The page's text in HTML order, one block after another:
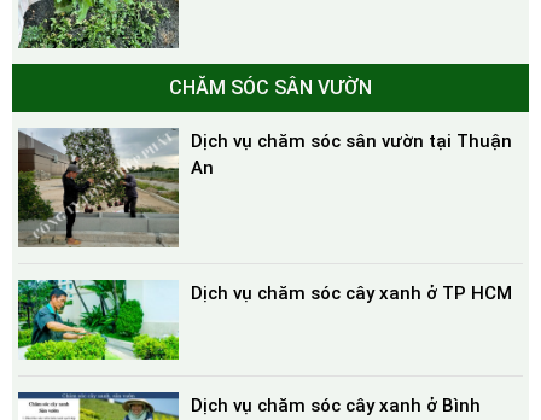
CHĂM SÓC SÂN VƯỜN
Dịch vụ chăm sóc sân vườn tại Thuận
An
Dịch vụ chăm sóc cây xanh ở TP HCM
Dịch vụ chăm sóc cây xanh ở Bình